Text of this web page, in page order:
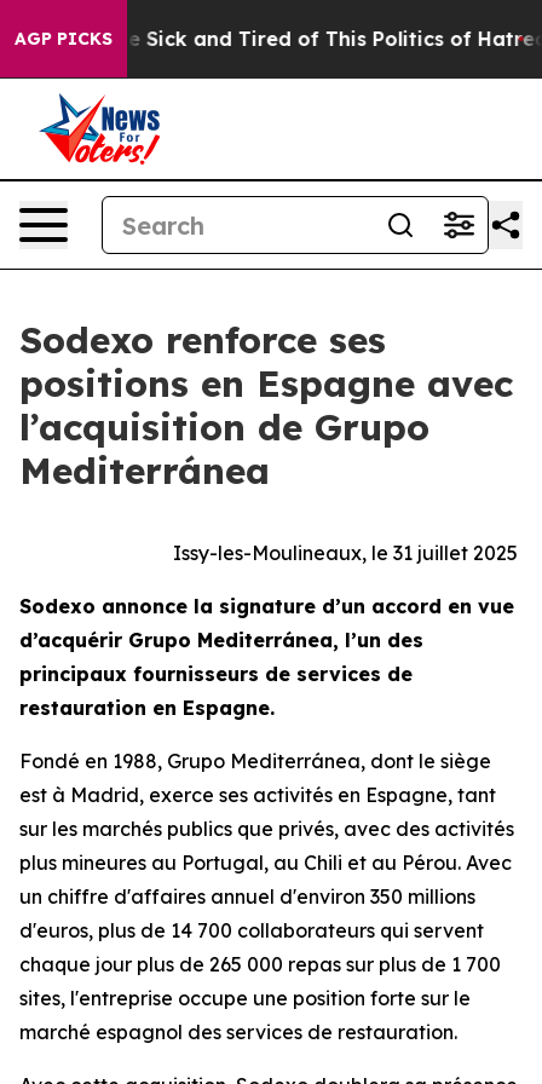
AGP PICKS
Are Sick and Tired of This Politics of Hatred”
Sodexo renforce ses
positions en Espagne avec
l’acquisition de Grupo
Mediterránea
Issy-les-Moulineaux, le 31 juillet 2025
Sodexo annonce la signature d’un accord en vue
d’acquérir Grupo Mediterránea, l’un des
principaux fournisseurs de services de
restauration en Espagne.
Fondé en 1988, Grupo Mediterránea, dont le siège
est à Madrid, exerce ses activités en Espagne, tant
sur les marchés publics que privés, avec des activités
plus mineures au Portugal, au Chili et au Pérou. Avec
un chiffre d'affaires annuel d'environ 350 millions
d'euros, plus de 14 700 collaborateurs qui servent
chaque jour plus de 265 000 repas sur plus de 1 700
sites, l'entreprise occupe une position forte sur le
marché espagnol des services de restauration.